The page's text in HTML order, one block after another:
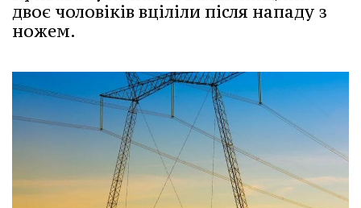
двоє чоловіків вціліли після нападу з
ножем.